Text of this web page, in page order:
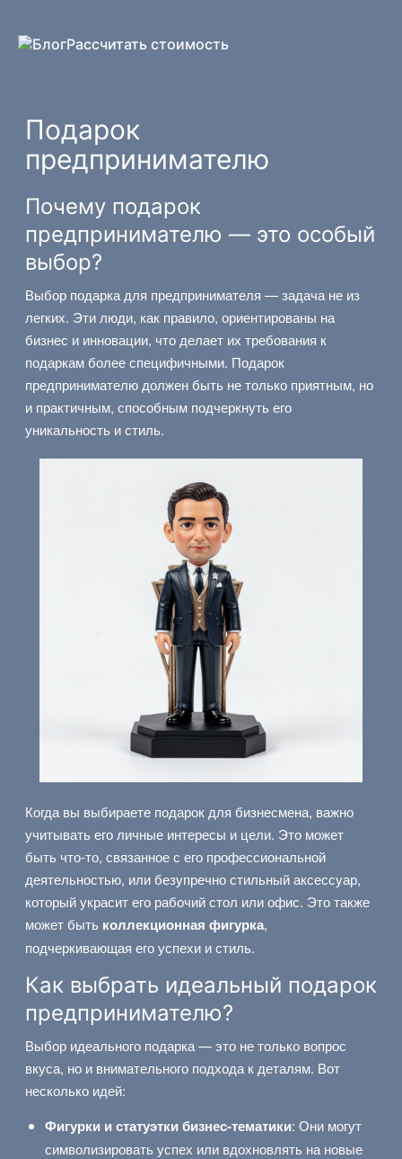
БлогРассчитать стоимость
Подарок
предпринимателю
Почему подарок
предпринимателю — это особый
выбор?
Выбор подарка для предпринимателя — задача не из
легких. Эти люди, как правило, ориентированы на
бизнес и инновации, что делает их требования к
подаркам более специфичными. Подарок
предпринимателю должен быть не только приятным, но
и практичным, способным подчеркнуть его
уникальность и стиль.
Когда вы выбираете подарок для бизнесмена, важно
учитывать его личные интересы и цели. Это может
быть что-то, связанное с его профессиональной
деятельностью, или безупречно стильный аксессуар,
который украсит его рабочий стол или офис. Это также
может быть коллекционная фигурка,
подчеркивающая его успехи и стиль.
Как выбрать идеальный подарок
предпринимателю?
Выбор идеального подарка — это не только вопрос
вкуса, но и внимательного подхода к деталям. Вот
несколько идей:
Фигурки и статуэтки бизнес-тематики: Они могут
символизировать успех или вдохновлять на новые